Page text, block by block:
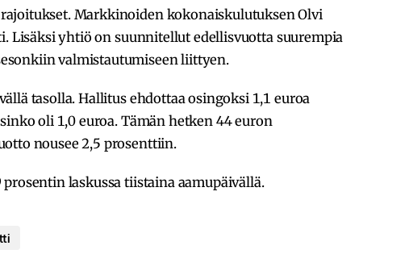
Markkinoiden kokonaiskulutuksen Olvi
Lisäksi yhtiö on suunnitellut edellisvuotta suurempia
valmistautumiseen liittyen.
tasolla. Hallitus ehdottaa osingoksi 1,1 euroa
oli 1,0 euroa. Tämän hetken 44 euron
nousee 2,5 prosenttiin.
laskussa tiistaina aamupäivällä.